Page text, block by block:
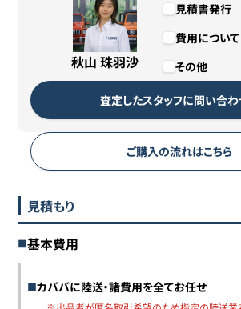
秋山 珠羽沙
見積書発行
費用について
その他
査定したスタッフに問い合わ
ご購入の流れはこちら
見積もり
基本費用
カババに陸送・諸費用を全てお任せ